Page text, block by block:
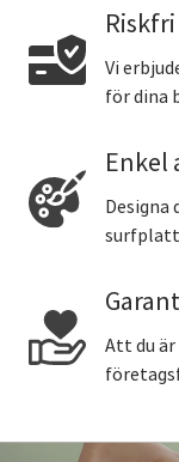
Vi
för dina
Enkel
Att du är